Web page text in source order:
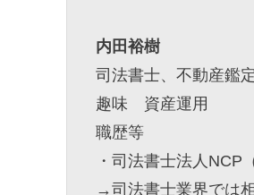
内田裕樹
司法書士、不動産鑑
趣味 資産運用
職歴等
・司法書士法人NCP
→司法書士業界では